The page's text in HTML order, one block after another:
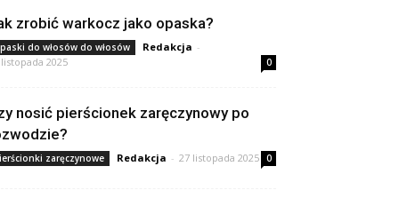
zrobić warkocz jako opaska?
do włosów do włosów Redakcja -
2025
0
nosić pierścionek zaręczynowy po
zaręczynowe Redakcja - 27 listopada 2025 0